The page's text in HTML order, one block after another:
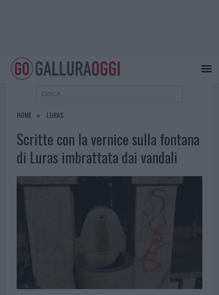
HOME LURAS
Scritte con la vernice sulla fontana
di Luras imbrattata dai vandali